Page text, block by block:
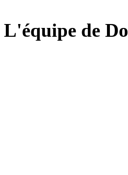
L'équipe de